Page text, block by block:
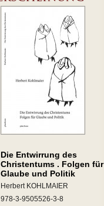
Die Entwirrung des
Christentums . Folgen für
Glaube und Politik
Herbert KOHLMAIER
978-3-9505526-3-8